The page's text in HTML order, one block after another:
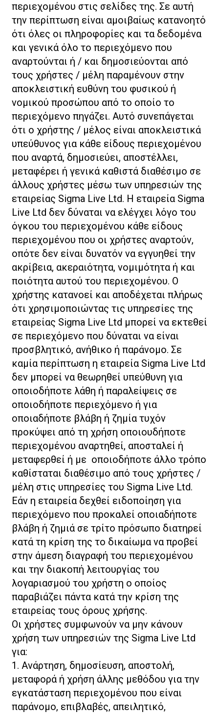
περιεχομένου στις σελίδες της. Σε αυτή
την περίπτωση είναι αμοιβαίως κατανοητό
ότι όλες οι πληροφορίες και τα δεδομένα
και γενικά όλο το περιεχόμενο που
αναρτούνται ή / και δημοσιεύονται από
τους χρήστες / μέλη παραμένουν στην
αποκλειστική ευθύνη του φυσικού ή
νομικού προσώπου από το οποίο το
περιεχόμενο πηγάζει. Αυτό συνεπάγεται
ότι ο χρήστης / μέλος είναι αποκλειστικά
υπεύθυνος για κάθε είδους περιεχομένου
που αναρτά, δημοσιεύει, αποστέλλει,
μεταφέρει ή γενικά καθιστά διαθέσιμο σε
άλλους χρήστες μέσω των υπηρεσιών της
εταιρείας Sigma Live Ltd. H εταιρεία Sigma
Live Ltd δεν δύναται να ελέγχει λόγο του
όγκου του περιεχομένου κάθε είδους
περιεχομένου που οι χρήστες αναρτούν,
οπότε δεν είναι δυνατόν να εγγυηθεί την
ακρίβεια, ακεραιότητα, νομιμότητα ή και
ποιότητα αυτού του περιεχομένου. Ο
χρήστης κατανοεί και αποδέχεται πλήρως
ότι χρησιμοποιώντας τις υπηρεσίες της
εταιρείας Sigma Live Ltd μπορεί να εκτεθεί
σε περιεχόμενο που δύναται να είναι
προσβλητικό, ανήθικο ή παράνομο. Σε
καμία περίπτωση η εταιρεία Sigma Live Ltd
δεν μπορεί να θεωρηθεί υπεύθυνη για
οποιοδήποτε λάθη ή παραλείψεις σε
οποιοδήποτε περιεχόμενο ή για
οποιαδήποτε βλάβη ή ζημία τυχόν
προκύψει από τη χρήση οποιουδήποτε
περιεχομένου αναρτηθεί, αποσταλεί ή
μεταφερθεί ή με οποιοδήποτε άλλο τρόπο
καθίσταται διαθέσιμο από τους χρήστες /
μέλη στις υπηρεσίες του Sigma Live Ltd.
Εάν η εταιρεία δεχθεί ειδοποίηση για
περιεχόμενο που προκαλεί οποιαδήποτε
βλάβη ή ζημιά σε τρίτο πρόσωπο διατηρεί
κατά τη κρίση της το δικαίωμα να προβεί
στην άμεση διαγραφή του περιεχομένου
και την διακοπή λειτουργίας του
λογαριασμού του χρήστη ο οποίος
παραβιάζει πάντα κατά την κρίση της
εταιρείας τους όρους χρήσης.
Οι χρήστες συμφωνούν να μην κάνουν
χρήση των υπηρεσιών της Sigma Live Ltd
για:
1. Ανάρτηση, δημοσίευση, αποστολή,
μεταφορά ή χρήση άλλης μεθόδου για την
εγκατάσταση περιεχομένου που είναι
παράνομο, επιβλαβές, απειλητικό,